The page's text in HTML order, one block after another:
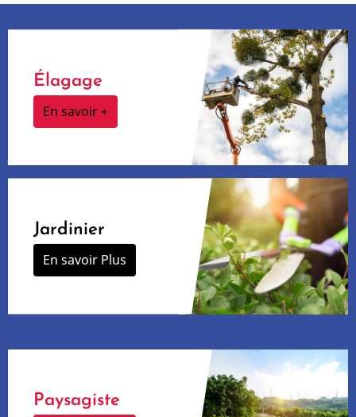
Élagage
En savoir +
Jardinier
En savoir Plus
Paysagiste